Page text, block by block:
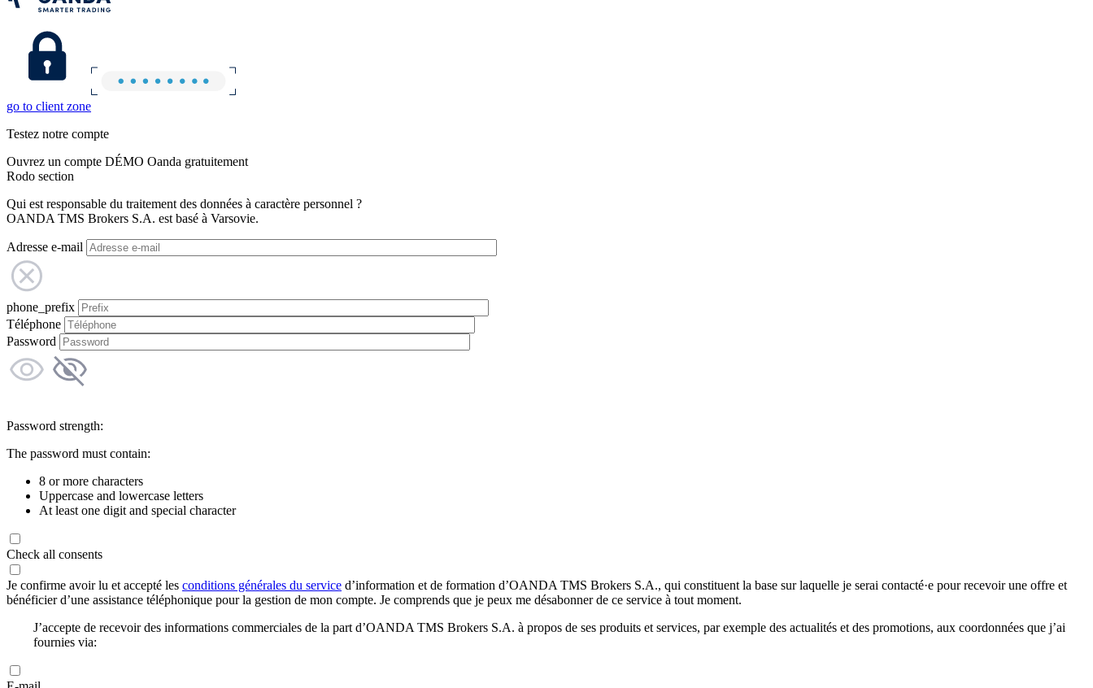
go to client zone
Testez notre compte
Ouvrez un compte DÉMO Oanda gratuitement
Rodo section
Qui est responsable du traitement des données à caractère personnel ?
OANDA TMS Brokers S.A. est basé à Varsovie.
Adresse e-mail
phone_prefix
Téléphone
Password
Password strength:
The password must contain:
8 or more characters
Uppercase and lowercase letters
At least one digit and special character
Check all consents
Je confirme avoir lu et accepté les conditions générales du service d’information et de formation d’OANDA TMS Brokers S.A., qui constituent la base sur laquelle je serai contacté·e pour recevoir une offre et
bénéficier d’une assistance téléphonique pour la gestion de mon compte. Je comprends que je peux me désabonner de ce service à tout moment.
J’accepte de recevoir des informations commerciales de la part d’OANDA TMS Brokers S.A. à propos de ses produits et services, par exemple des actualités et des promotions, aux coordonnées que j’ai
fournies via: